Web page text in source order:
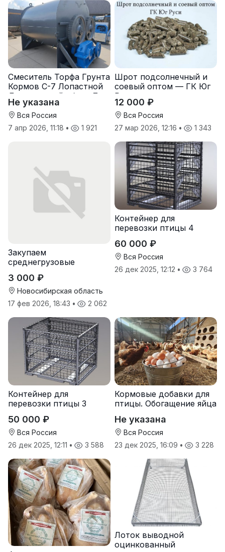
Смеситель Торфа Грунта
Кормов С-7 Лопастной
Двухвальный обьем 7
м3
Не указана
Вся Россия
7 апр 2026, 11:18 • 1 921
Шрот подсолнечный и
соевый оптом — ГК Юг
Руси
12 000 ₽
Вся Россия
27 мар 2026, 12:16 • 1 343
Закупаем
среднегрузовые
консоли и легкие
стеллажи
3 000 ₽
Новосибирская область
17 фев 2026, 18:43 • 2 062
Контейнер для
перевозки птицы 4
60 000 ₽
Вся Россия
26 дек 2025, 12:12 • 3 764
Контейнер для
перевозки птицы 3
50 000 ₽
Вся Россия
26 дек 2025, 12:11 • 3 588
Кормовые добавки для
птицы. Обогащение яйца
йодом и селеном.
Не указана
Вся Россия
23 дек 2025, 16:09 • 3 228
Лоток выводной
оцинкованный